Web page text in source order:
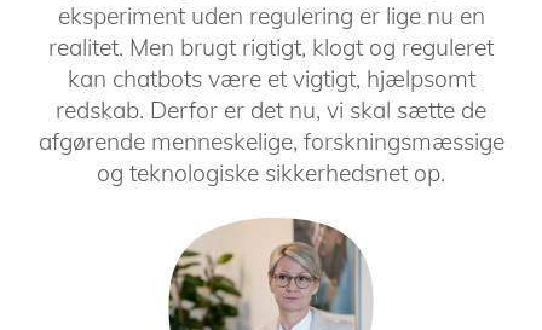
eksperiment uden regulering er lige nu en
realitet. Men brugt rigtigt, klogt og reguleret
kan chatbots være et vigtigt, hjælpsomt
redskab. Derfor er det nu, vi skal sætte de
afgørende menneskelige, forskningsmæssige
og teknologiske sikkerhedsnet op.